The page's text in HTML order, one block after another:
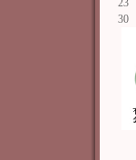
23
30